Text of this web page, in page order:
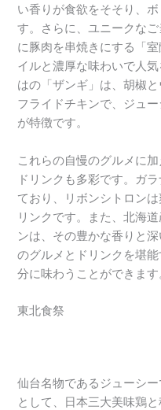
い香りが食欲をそそり、
す。さらに、ユニークな
に豚肉を串焼きにする「
イルと濃厚な味わいで人
はの「ザンギ」は、胡椒
フライドチキンで、ジュ
が特徴です。
これらの自慢のグルメに
ドリンクも多彩です。ガ
ており、リボンシトロン
リンクです。また、北海
ンは、その豊かな香りと
のグルメとドリンクを堪
分に味わうことができます
東北食祭
仙台名物であるジューシ
として、日本三大美味鶏